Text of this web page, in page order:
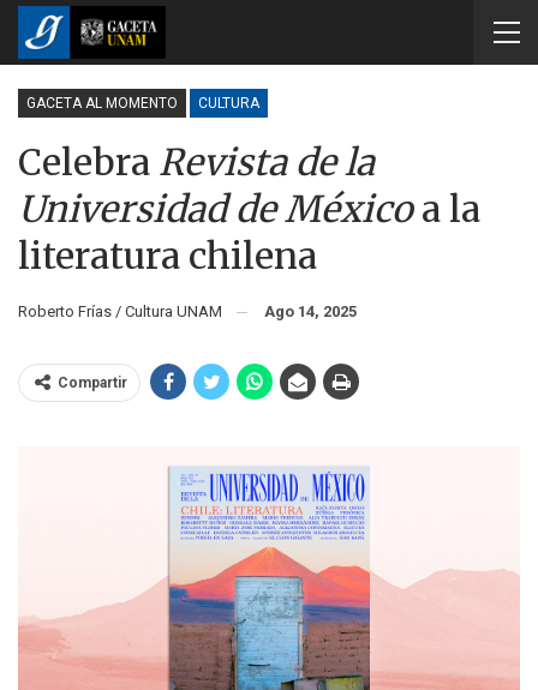
GACETA AL MOMENTO CULTURA
Celebra Revista de la
Universidad de Méxicoa la
literatura chilena
Roberto Frías / Cultura UNAM Ago 14, 2025
Compartir